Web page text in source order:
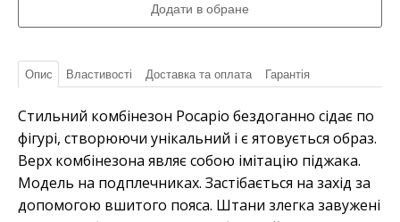
Опис Властивості Доставка та оплата Гарантія
Стильний комбінезон Росаріо бездоганно сідає по
фігурі, створюючи унікальний і є ятовується образ.
Верх комбінезона являє собою імітацію піджака.
Модель на подплечниках. Застібається на захід за
допомогою вшитого пояса. Штани злегка завужені